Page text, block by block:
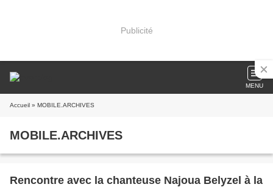
Publicité
MENU
Accueil » MOBILE.ARCHIVES
MOBILE.ARCHIVES
Rencontre avec la chanteuse Najoua Belyzel à la